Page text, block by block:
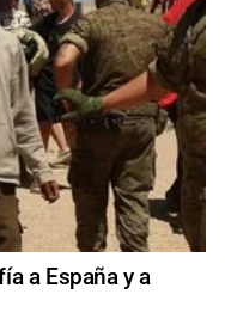
a España y a